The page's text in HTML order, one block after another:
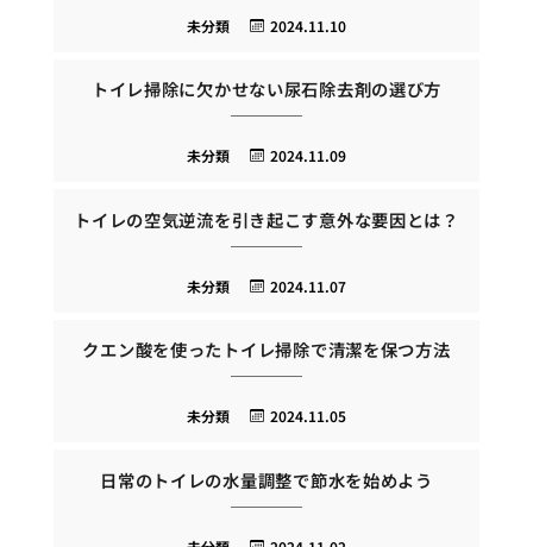
2024.11.10
未分類
トイレ掃除に欠かせない尿石除去剤の選び方
2024.11.09
未分類
トイレの空気逆流を引き起こす意外な要因とは？
2024.11.07
未分類
クエン酸を使ったトイレ掃除で清潔を保つ方法
2024.11.05
未分類
日常のトイレの水量調整で節水を始めよう